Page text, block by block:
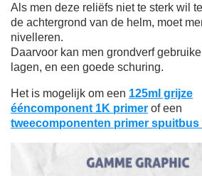
Als men deze reliëfs niet te sterk wil
de achtergrond van de helm, moet
nivelleren.
Daarvoor kan men grondverf
lagen, en een goede schuring.
Het is mogelijk om een 125ml grijze
ééncomponent 1K primer of een
tweecomponenten primer spuitbus